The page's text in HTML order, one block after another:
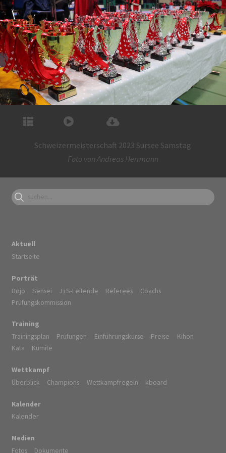
Schweizermeisterschaft 2023 Sursee Samstag
Foto von Andreas Herrmann
Aktuell
Startseite
Porträt
Dojo
Sensei J+S-Leitende Referees
Coachs
Prüfungskommission
Training
Trainingsplan
Prüfungen Einführungskurse Preise
Kihon
Kata
Kumite
Wettkampf
Überblick
Champions Wettkampfregeln kboard
Kalender
Kalender
Medien
Fotos
Dokumente